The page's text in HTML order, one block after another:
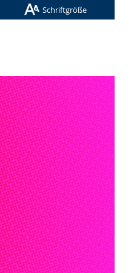
Schriftgröße